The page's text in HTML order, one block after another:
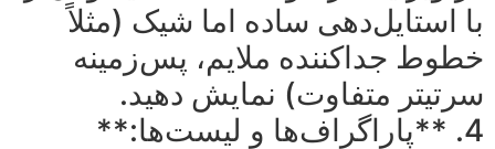
با استایل‌دهی ساده اما شیک (مثلاً
خطوط جداکننده ملایم، پس‌زمینه
سرتیتر متفاوت) نمایش دهید.
4. **پاراگراف‌ها و لیست‌ها:**